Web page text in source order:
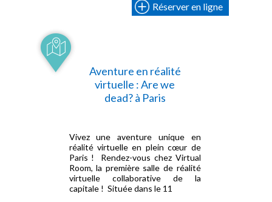
Réserver en ligne
Aventure en réalité
virtuelle : Are we
dead? à Paris
Vivez une aventure unique en
réalité virtuelle en plein cœur de
Paris ! Rendez-vous chez Virtual
Room, la première salle de réalité
virtuelle collaborative de la
capitale ! Située dans le 11